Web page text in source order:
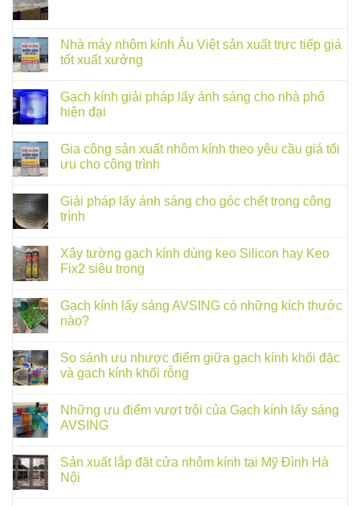
Nhà máy nhôm kính Âu Việt sản xuất trực tiếp giá
tốt xuất xưởng
Gạch kính giải pháp lấy ánh sáng cho nhà phố
hiện đại
Gia công sản xuất nhôm kính theo yêu cầu giá tối
ưu cho công trình
Giải pháp lấy ánh sáng cho góc chết trong công
trình
Xây tường gạch kính dùng keo Silicon hay Keo
Fix2 siêu trong
Gạch kính lấy sáng AVSING có những kích thước
nào?
So sánh ưu nhược điểm giữa gạch kính khối đặc
và gạch kính khối rỗng
Những ưu điểm vượt trội của Gạch kính lấy sáng
AVSING
Sản xuất lắp đặt cửa nhôm kính tại Mỹ Đình Hà
Nội